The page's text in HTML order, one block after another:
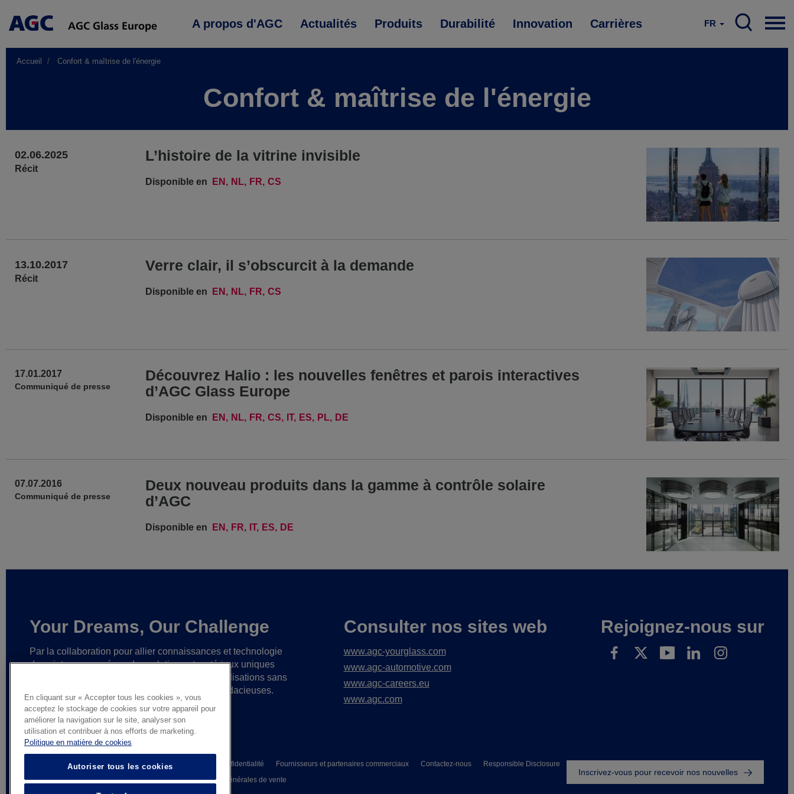
Main
A propos d'AGC Actualités Produits Durabilité Innovation Carrières FR
Accueil Confort & maîtrise de l'énergie
Confort & maîtrise de l'énergie
02.06.2025
Récit
L’histoire de la vitrine invisible
Disponible en EN NL FR CS
13.10.2017
Récit
Verre clair, il s’obscurcit à la demande
Disponible en EN NL FR CS
17.01.2017
Communiqué de presse
Découvrez Halio : les nouvelles fenêtres et parois interactives
d’AGC Glass Europe
Disponible en EN NL FR CS IT ES PL DE
07.07.2016
Communiqué de presse
Deux nouveau produits dans la gamme à contrôle solaire
d’AGC
Disponible en EN FR IT ES DE
Your Dreams, Our Challenge
Par la collaboration pour allier connaissances et technologie
de pointe,nous créons des solutions et matériaux uniques
en vue de réalisations sans
et d’idées toujours plus audacieuses.
Consulter nos sites web
www.agc-yourglass.com
www.agc-automotive.com
www.agc-careers.eu
www.agc.com
Rejoignez-nous sur
Footer
© AGC Glass Europe 2026 Mentions légales Avis de confidentialité Fournisseurs et partenaires commerciaux Contactez-nous
Responsible Disclosure
Whistleblowing
Conditions générales de vente
Inscrivez-vous pour recevoir nos nouvelles
En cliquant sur « Accepter tous les cookies », vous
acceptez le stockage de cookies sur votre appareil pour
améliorer la navigation sur le site, analyser son
utilisation et contribuer à nos efforts de marketing.
Politique en matière de cookies
Autoriser tous les cookies